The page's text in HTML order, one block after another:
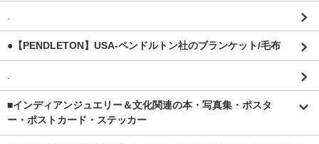
●【PENDLETON】USA-ペンドルトン社のブランケット/毛布
■インディアンジュエリー＆文化関連の本・写真集・ポスタ
ー・ポストカード・ステッカー